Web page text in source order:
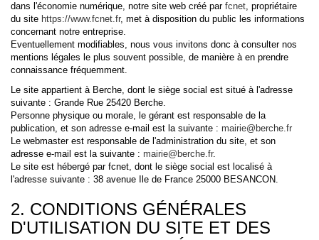
dans l'économie numérique, notre site web créé par fcnet, propriétaire
du site https://www.fcnet.fr, met à disposition du public les informations
concernant notre entreprise.
Eventuellement modifiables, nous vous invitons donc à consulter nos
mentions légales le plus souvent possible, de manière à en prendre
connaissance fréquemment.
Le site appartient à Berche, dont le siège social est situé à l'adresse
suivante : Grande Rue 25420 Berche.
Personne physique ou morale, le gérant est responsable de la
publication, et son adresse e-mail est la suivante : mairie@berche.fr
Le webmaster est responsable de l'administration du site, et son
adresse e-mail est la suivante : mairie@berche.fr.
Le site est hébergé par fcnet, dont le siège social est localisé à
l'adresse suivante : 38 avenue Ile de France 25000 BESANCON.
2. CONDITIONS GÉNÉRALES
D'UTILISATION DU SITE ET DES